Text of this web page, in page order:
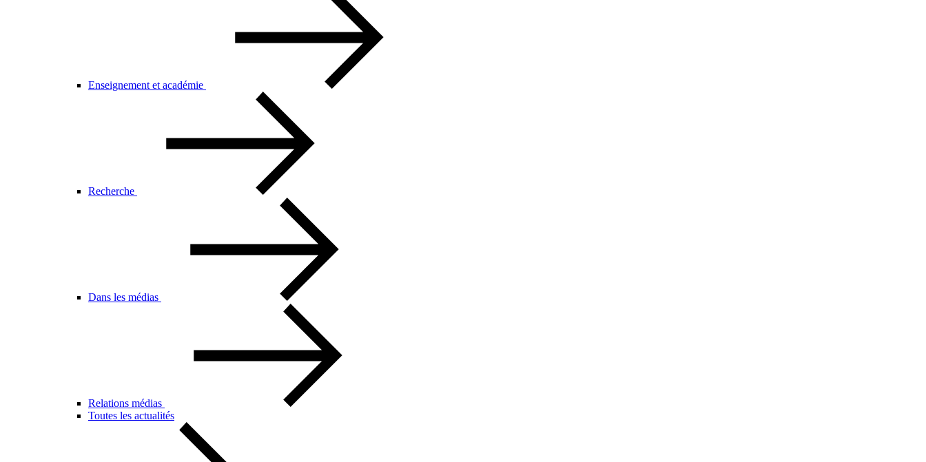
Enseignement et académie
Recherche
Dans les médias
Relations médias
Toutes les actualités